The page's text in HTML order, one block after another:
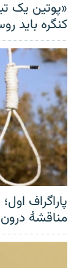
«پوتین یک
کنگره باید
پاراگراف
مناقشهٔ